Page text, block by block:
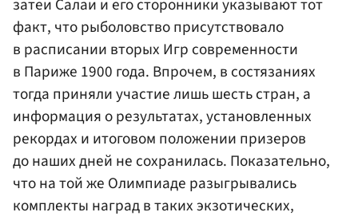
затеи Салаи и его сторонники указывают тот
факт, что рыболовство присутствовало
в расписании вторых Игр современности
в Париже 1900 года. Впрочем, в состязаниях
тогда приняли участие лишь шесть стран, а
информация о результатах, установленных
рекордах и итоговом положении призеров
до наших дней не сохранилась. Показательно,
что на той же Олимпиаде разыгрывались
комплекты наград в таких экзотических,